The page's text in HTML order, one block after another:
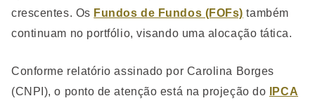
crescentes. Os Fundos de Fundos (FOFs) também
continuam no portfólio, visando uma alocação tática.
Conforme relatório assinado por Carolina Borges
(CNPI), o ponto de atenção está na projeção do
IPCA